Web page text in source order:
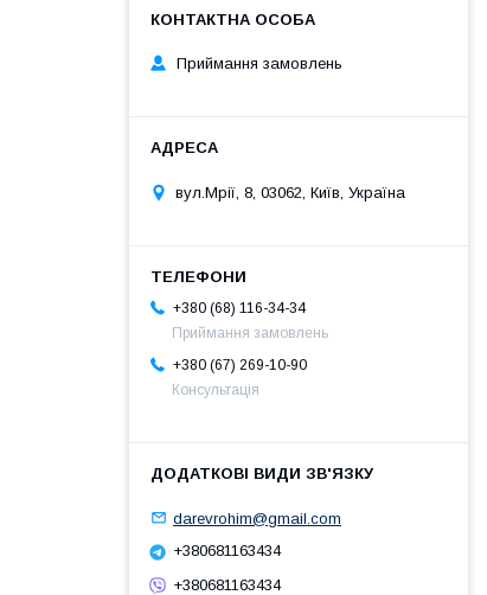
Приймання замовлень
вул.Мрії, 8, 03062, Київ, Україна
+380 (68) 116-34-34
Приймання замовлень
+380 (67) 269-10-90
Консультація
darevrohim@gmail.com
+380681163434
+380681163434